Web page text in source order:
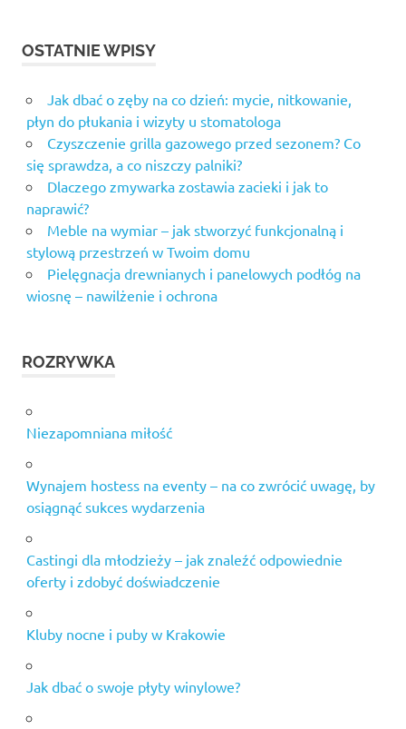
OSTATNIE WPISY
Jak dbać o zęby na co dzień: mycie, nitkowanie,
płyn do płukania i wizyty u stomatologa
Czyszczenie grilla gazowego przed sezonem? Co
się sprawdza, a co niszczy palniki?
Dlaczego zmywarka zostawia zacieki i jak to
naprawić?
Meble na wymiar – jak stworzyć funkcjonalną i
stylową przestrzeń w Twoim domu
Pielęgnacja drewnianych i panelowych podłóg na
wiosnę – nawilżenie i ochrona
ROZRYWKA
Niezapomniana miłość
Wynajem hostess na eventy – na co zwrócić uwagę, by
osiągnąć sukces wydarzenia
Castingi dla młodzieży – jak znaleźć odpowiednie
oferty i zdobyć doświadczenie
Kluby nocne i puby w Krakowie
Jak dbać o swoje płyty winylowe?